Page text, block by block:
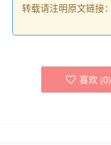
转载请注明原文链接：
喜欢 (0)